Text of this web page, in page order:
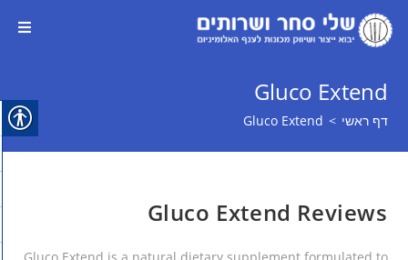
Gluco Extend
דף ראשי >
Gluco Extend
Gluco Extend Reviews